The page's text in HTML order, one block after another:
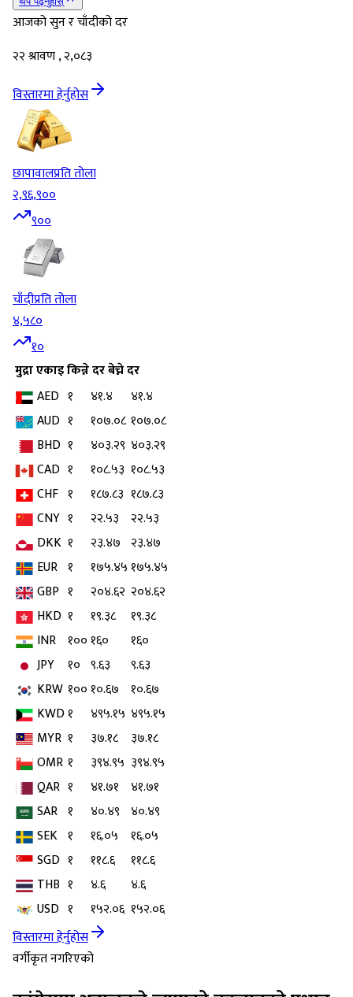
आजको सुन र चाँदीको दर
२२ श्रावण , २,०८३
विस्तारमा हेर्नुहोस
छापावालप्रति तोला
२,९६,९००
९००
चाँदीप्रति तोला
४,५८०
१०
मुद्राएकाइकिन्ने दरबेच्ने दर
AED १ ४१.४
४१.४
AUD १ १०७.०८ १०७.०८
BHD १ ४०३.२९ ४०३.२९
CAD १ १०८.५३ १०८.५३
CHF १ १८७.८३ १८७.८३
CNY १ २२.५३
२२.५३
DKK १ २३.४७ २३.४७
EUR १ १७५.४५१७५.४५
GBP १ २०४.६२ २०४.६२
HKD १ १९.३८
१९.३८
INR १००१६०
१६०
JPY
१० ९.६३
९.६३
KRW १००१०.६७ १०.६७
KWD१ ४९५.१५ ४९५.१५
MYR १ ३७.१८
३७.१८
OMR १ ३९४.९५ ३९४.९५
QAR १ ४१.७१
४१.७१
SAR १ ४०.४९ ४०.४९
SEK १ १६.०५
१६.०५
SGD १ ११८.६
११८.६
THB १ ४.६
४.६
USD १ १५२.०६ १५२.०६
विस्तारमा हेर्नुहोस
वर्गीकृत नगरिएको